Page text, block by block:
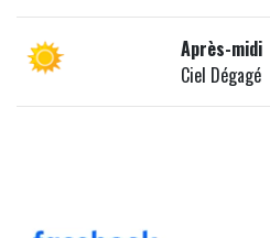
Après-midi
Ciel